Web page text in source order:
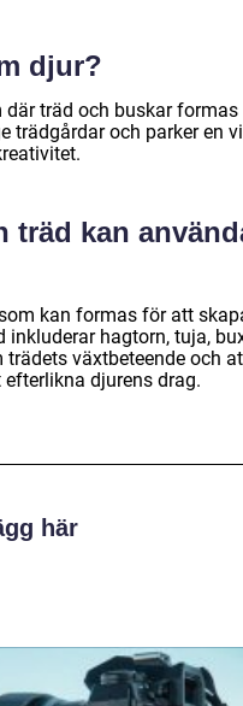
djur?
träd och buskar
trädgårdar och parker en
träd kan
kan formas för att
inkluderar hagtorn, tuja,
växtbeteende och
djurens drag.
här